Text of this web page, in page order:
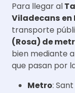
Para llegar al
Viladecans en
transporte
(Rosa) de
bien mediante
que pasan por
Metro: